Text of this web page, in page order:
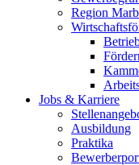
Region
Jobs & Karriere
Ausbildung
Praktika